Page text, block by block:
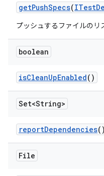
getPushSpecs(ITest
プッシュするファイルのリ
boolean
isCleanUpEnabled()
Set<String>
reportDependencies()
File